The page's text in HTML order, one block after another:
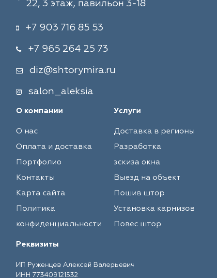
22, 3 этаж, павильон 3-18
+7 903 716 85 53
+7 965 264 25 73
diz@shtorymira.ru
salon_aleksia
О компании
О нас
Оплата и доставка
Портфолио
Контакты
Карта сайта
Политика
конфиденциальности
Услуги
Доставка в регионы
Разработка
эскиза окна
Выезд на объект
Пошив штор
Установка карнизов
Повес штор
Реквизиты
ИП Руженцев Алексей Валерьевич
ИНН 773409121532